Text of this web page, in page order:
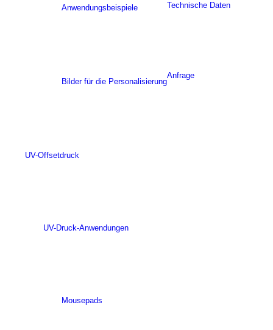
Anwendungsbeispiele
Bilder für die Personalisierung
Technische Daten
Anfrage
UV-Offsetdruck
UV-Druck-Anwendungen
Mousepads